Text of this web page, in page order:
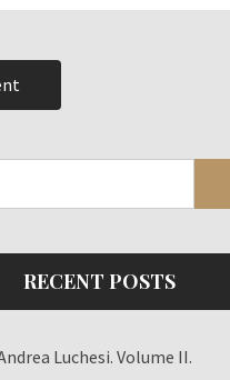
RECENT POSTS
Luchesi. Volume II.